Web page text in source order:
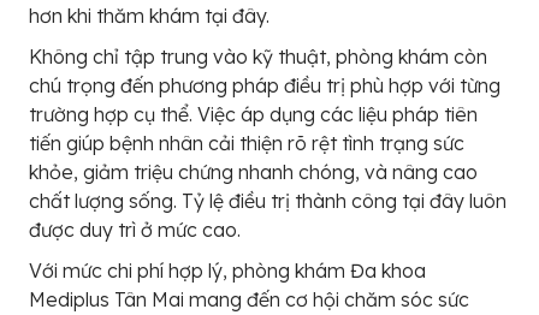
hơn khi thăm khám tại đây.
Không chỉ tập trung vào kỹ thuật, phòng khám còn
chú trọng đến phương pháp điều trị phù hợp với từng
trường hợp cụ thể. Việc áp dụng các liệu pháp tiên
tiến giúp bệnh nhân cải thiện rõ rệt tình trạng sức
khỏe, giảm triệu chứng nhanh chóng, và nâng cao
chất lượng sống. Tỷ lệ điều trị thành công tại đây luôn
được duy trì ở mức cao.
Với mức chi phí hợp lý, phòng khám Đa khoa
Mediplus Tân Mai mang đến cơ hội chăm sóc sức